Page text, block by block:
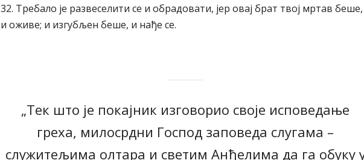
32. Требало је развеселити се и обрадовати, јер овај брат твој мртав беше,
и оживе; и изгубљен беше, и нађе се.
„Тек што је покајник изговорио своје исповедање
греха, милосрдни Господ заповеда слугама –
служитељима олтара и светим Анђелима да га обуку